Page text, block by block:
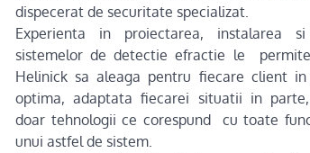
dispecerat de securitate specializat.
Experienta in proiectarea, instalarea si
sistemelor de detectie efractie le
Helinick sa aleaga pentru fiecare client
optima, adaptata fiecarei situatii in parte,
doar tehnologii ce corespund cu toate
unui astfel de sistem.